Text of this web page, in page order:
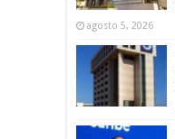
agosto 5, 2026